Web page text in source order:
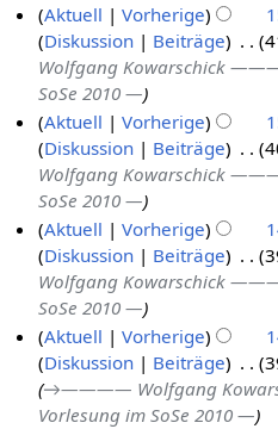
M
2
Aktuell Vorherige
Diskussion
Beiträge
Wolfgang Kowarschick
SoSe 2010 —
Aktuell
Vorherige
Diskussion
Beiträge
Wolfgang Kowarschick
SoSe 2010 —
Aktuell
Vorherige
Diskussion
Beiträge
Wolfgang Kowarschick
SoSe 2010 —
Aktuell
Vorherige
Diskussion
Beiträge
→———— Wolfgang
Vorlesung im SoSe 2010 —